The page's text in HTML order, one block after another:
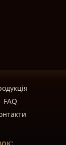
FAQ